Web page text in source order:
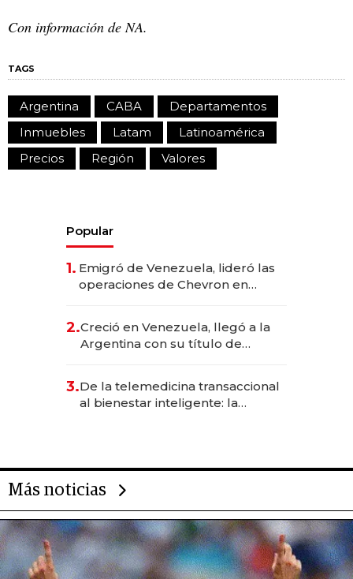
Con información de NA.
TAGS
Argentina CABA
Departamentos
Inmuebles
Latam
Latinoamérica
Precios
Región Valores
Popular
1. Emigró de Venezuela, lideró las
operaciones de Chevron en
2.Creció en Venezuela, llegó a la
Argentina con su título de
las marcas "fast premium"
3.De la telemedicina transaccional
al bienestar inteligente: la
Más noticias